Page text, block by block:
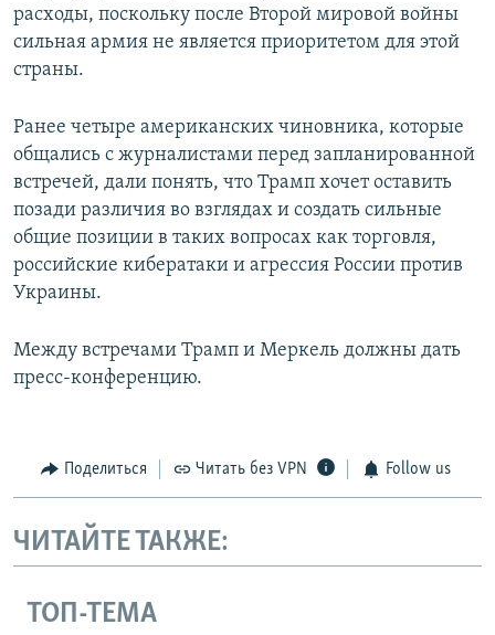
расходы, поскольку после Второй мировой войны
сильная армия не является приоритетом для этой
страны.
Ранее четыре американских чиновника, которые
общались с журналистами перед запланированной
встречей, дали понять, что Трамп хочет оставить
позади различия во взглядах и создать сильные
общие позиции в таких вопросах как торговля,
российские кибератаки и агрессия России против
Украины.
Между встречами Трамп и Меркель должны дать
пресс-конференцию.
Поделиться Читать без VPN Follow us
ЧИТАЙТЕ ТАКЖЕ:
ТОП-ТЕМА